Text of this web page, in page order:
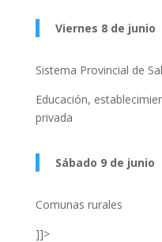
Viernes 8 de junio
Sistema Provincial de
Educación,
privada
Sábado 9 de junio
Comunas rurales
]]>